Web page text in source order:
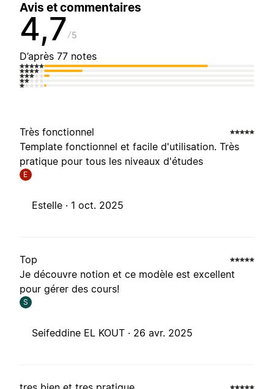
Avis et commentaires
4,7 5
D’après 77 notes
Très fonctionnel
Template fonctionnel et facile d'utilisation. Très
pratique pour tous les niveaux d'études
E
Estelle · 1 oct. 2025
Top
Je découvre notion et ce modèle est excellent
pour gérer des cours!
S
Seifeddine EL KOUT · 26 avr. 2025